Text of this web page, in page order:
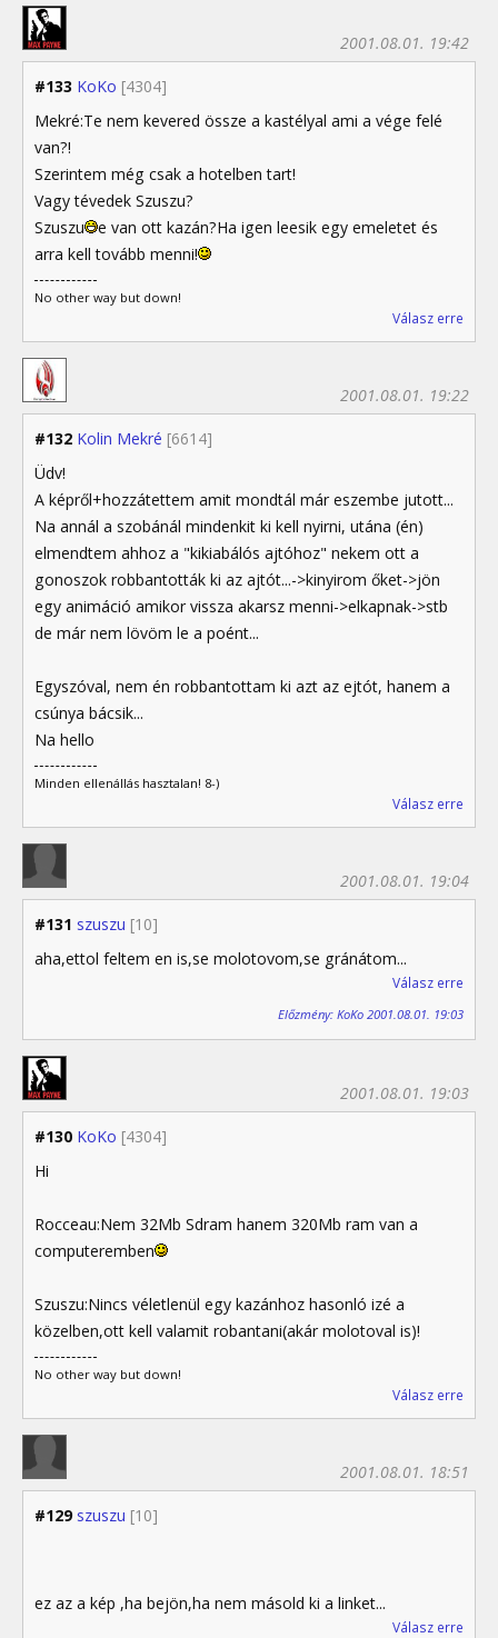
#133 KoKo [4304]
2001.08.01. 19:42
Mekré:Te nem kevered össze a kastélyal ami a vége felé
van?!
Szerintem még csak a hotelben tart!
Vagy tévedek Szuszu?
Szuszu
e van ott kazán?Ha igen leesik egy emeletet és
arra kell tovább menni!
No other way but down!
Válasz erre
#132 Kolin Mekré [6614]
2001.08.01. 19:22
Üdv!
A képről+hozzátettem amit mondtál már eszembe jutott...
Na annál a szobánál mindenkit ki kell nyirni, utána (én)
elmendtem ahhoz a "kikiabálós ajtóhoz" nekem ott a
gonoszok robbantották ki az ajtót...->kinyirom őket->jön
egy animáció amikor vissza akarsz menni->elkapnak->stb
de már nem lövöm le a poént...
Egyszóval, nem én robbantottam ki azt az ejtót, hanem a
csúnya bácsik...
Na hello
Minden ellenállás hasztalan! 8-)
Válasz erre
#131 szuszu [10]
2001.08.01. 19:04
aha,ettol feltem en is,se molotovom,se gránátom...
Válasz erre
Előzmény: KoKo 2001.08.01. 19:03
#130 KoKo [4304]
2001.08.01. 19:03
Hi
Rocceau:Nem 32Mb Sdram hanem 320Mb ram van a
computeremben
Szuszu:Nincs véletlenül egy kazánhoz hasonló izé a
közelben,ott kell valamit robantani(akár molotoval is)!
No other way but down!
Válasz erre
#129 szuszu [10]
2001.08.01. 18:51
ez az a kép ,ha bejön,ha nem másold ki a linket...
Válasz erre